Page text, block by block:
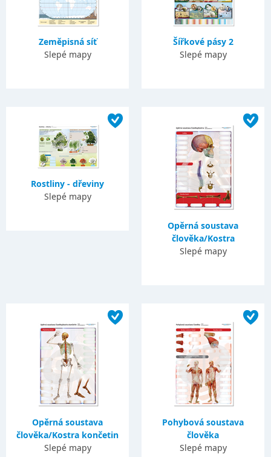
Zeměpisná síť
Slepé mapy
Šířkové pásy 2
Slepé mapy
Rostliny - dřeviny
Slepé mapy
Opěrná soustava
člověka/Kostra
Slepé mapy
Opěrná soustava
člověka/Kostra končetin
Slepé mapy
Pohybová soustava
člověka
Slepé mapy